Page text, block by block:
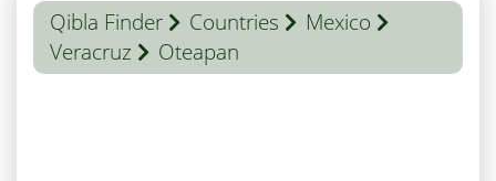
Qibla Finder Countries
Mexico
Veracruz
Oteapan